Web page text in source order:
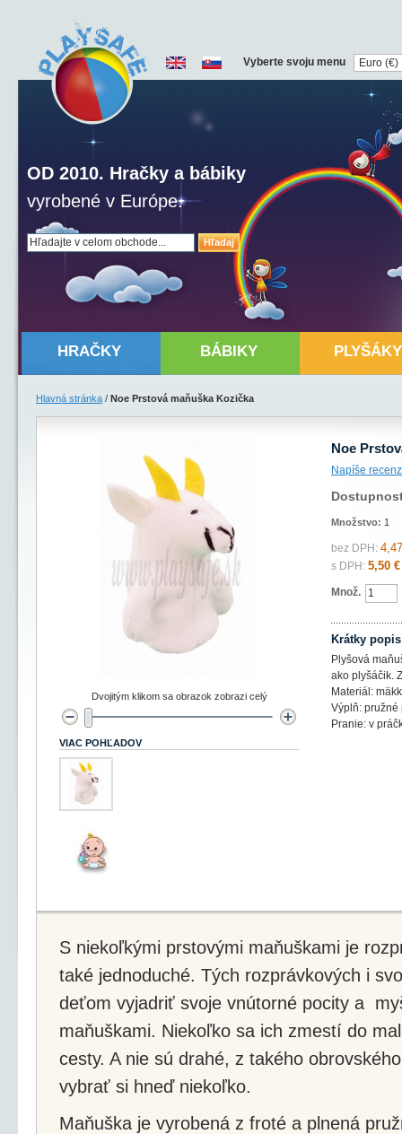
Hľadaj
OD 2010. Hračky a bábiky
vyrobené v Európe.
Vyberte svoju menu
HRAČKY BÁBIKY PLYŠÁKY
Hlavná stránka / Noe Prstová maňuška Kozička
Noe
Napíše
Množstvo: 1
bez DPH:
s DPH: 5,50 €
Množ.
Krátky popis
Plyšová
ako plyšáčik.
Materiál:
Výplň: pružné
Pranie: v
Dvojitým klikom sa obrazok zobrazi celý
VIAC POHĽADOV
S niekoľkými prstovými maňuškami je
také jednoduché. Tých rozprávkových i
deťom vyjadriť svoje vnútorné pocity a
maňuškami. Niekoľko sa ich zmestí do
cesty. A nie sú drahé, z takého
vybrať si hneď niekoľko.
Maňuška je vyrobená z froté a plnená